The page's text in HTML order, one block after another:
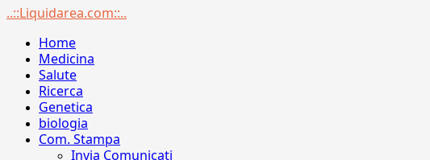
Menu
..::Liquidarea.com::..
Home
Medicina
Salute
Ricerca
Genetica
biologia
Com. Stampa
Invia Comunicati